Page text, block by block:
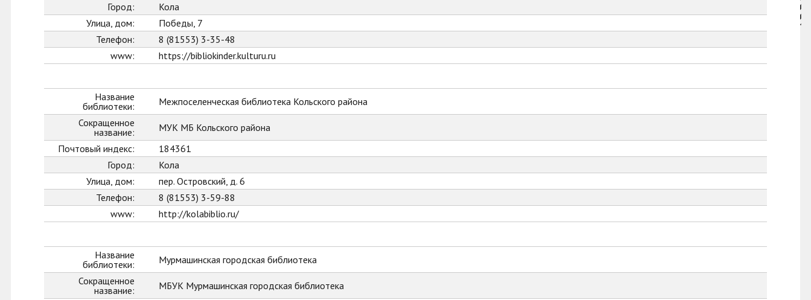
Город:
Кола
Улица, дом:
Победы, 7
Телефон:
8 (81553) 3-35-48
www:
https://bibliokinder.kulturu.ru
Название
библиотеки:
Межпоселенческая библиотека Кольского района
Сокращенное
название:
МУК МБ Кольского района
Почтовый индекс:
184361
Город:
Кола
Улица, дом:
пер. Островский, д. 6
Телефон:
8 (81553) 3-59-88
www:
http://kolabiblio.ru/
Название
библиотеки:
Мурмашинская городская библиотека
Сокращенное
название:
МБУК Мурмашинская городская библиотека